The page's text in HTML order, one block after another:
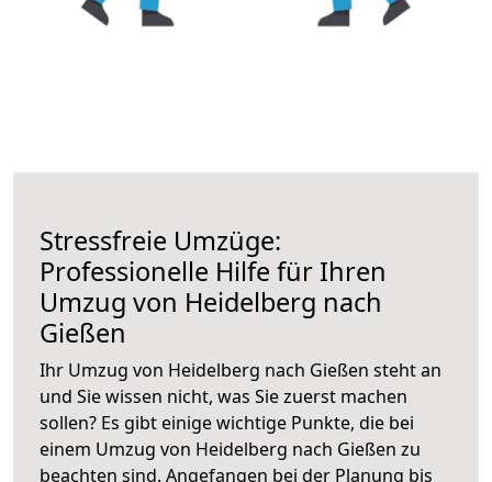
Stressfreie Umzüge:
Professionelle Hilfe für Ihren
Umzug von Heidelberg nach
Gießen
Ihr Umzug von Heidelberg nach Gießen steht an
und Sie wissen nicht, was Sie zuerst machen
sollen? Es gibt einige wichtige Punkte, die bei
einem Umzug von Heidelberg nach Gießen zu
beachten sind. Angefangen bei der Planung bis